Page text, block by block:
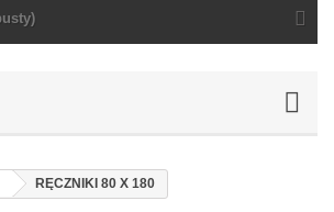
RĘCZNIKI 80 X 180